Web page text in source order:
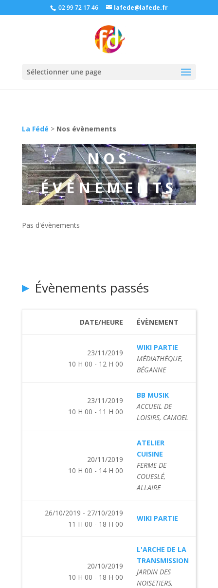
02 99 72 17 46 lafede@lafede.fr
Sélectionner une page
La Fédé > Nos évènements
NOS
ÉVÈNEMENTS
Pas d'évènements
Évènements passés
DATE/HEURE ÉVÈNEMENT
23/11/2019
10 H 00 - 12 H 00
WIKI PARTIE
MÉDIATHÈQUE,
BÉGANNE
23/11/2019
10 H 00 - 11 H 00
BB MUSIK
ACCUEIL DE
LOISIRS, CAMOEL
20/11/2019
10 H 00 - 14 H 00
ATELIER
CUISINE
FERME DE
COUESLÉ,
ALLAIRE
26/10/2019 - 27/10/2019
11 H 00 - 18 H 00
WIKI PARTIE
20/10/2019
10 H 00 - 18 H 00
L'ARCHE DE LA
TRANSMISSION
JARDIN DES
NOISETIERS,